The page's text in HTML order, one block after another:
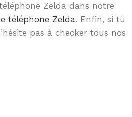
Zelda dans notre
téléphone Zelda. Enfin, si tu
pas à checker tous nos